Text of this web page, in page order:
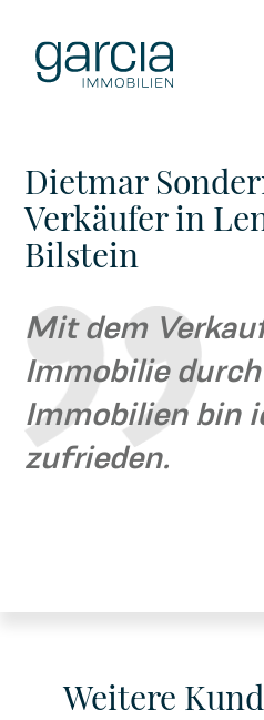
Dietmar
Verkäufer in
Bilstein
Mit dem
Immobilie
Immobilien bin
zufrieden.
Weitere